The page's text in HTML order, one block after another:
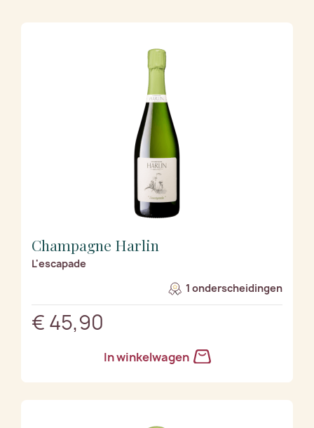
Champagne Harlin
L'escapade
1 onderscheidingen
€ 45,90
In winkelwagen